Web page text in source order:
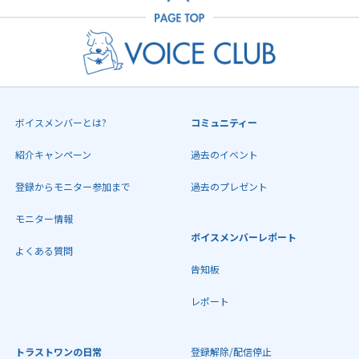
ボイスメンバーとは?
紹介キャンペーン
登録からモニター参加まで
モニター情報
よくある質問
コミュニティー
過去のイベント
過去のプレゼント
ボイスメンバーレポート
告知板
レポート
トラストワンの日常 登録解除/配信停止